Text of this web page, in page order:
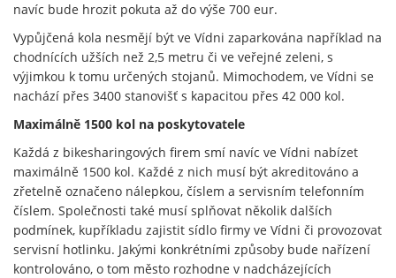
navíc bude hrozit pokuta až do výše 700 eur.
Vypůjčená kola nesmějí být ve Vídni zaparkována například na
chodnících užších než 2,5 metru či ve veřejné zeleni, s
výjimkou k tomu určených stojanů. Mimochodem, ve Vídni se
nachází přes 3400 stanovišť s kapacitou přes 42 000 kol.
Maximálně 1500 kol na poskytovatele
Každá z bikesharingových firem smí navíc ve Vídni nabízet
maximálně 1500 kol. Každé z nich musí být akreditováno a
zřetelně označeno nálepkou, číslem a servisním telefonním
číslem. Společnosti také musí splňovat několik dalších
podmínek, kupříkladu zajistit sídlo firmy ve Vídni či provozovat
servisní hotlinku. Jakými konkrétními způsoby bude nařízení
kontrolováno, o tom město rozhodne v nadcházejících